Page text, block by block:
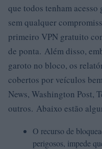
que todos tenham
sem qualquer
primeiro VPN gratuito
de ponta. Além disso,
garoto no bloco, os
cobertos por veículos
News, Washington Post,
outros. Abaixo estão
O recurso de
perigosos, impede